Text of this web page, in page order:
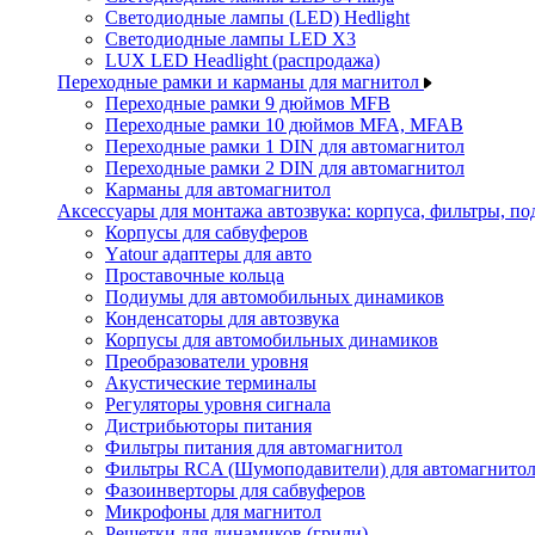
Светодиодные лампы (LED) Hedlight
Светодиодные лампы LED X3
LUX LED Headlight (распродажа)
Переходные рамки и карманы для магнитол
Переходные рамки 9 дюймов MFB
Переходные рамки 10 дюймов MFA, MFAB
Переходные рамки 1 DIN для автомагнитол
Переходные рамки 2 DIN для автомагнитол
Карманы для автомагнитол
Аксессуары для монтажа автозвука: корпуса, фильтры,
Корпусы для сабвуферов
Yаtour адаптеры для авто
Проставочные кольца
Подиумы для автомобильных динамиков
Конденсаторы для автозвука
Корпусы для автомобильных динамиков
Преобразователи уровня
Акустические терминалы
Регуляторы уровня сигнала
Дистрибьюторы питания
Фильтры питания для автомагнитол
Фильтры RCA (Шумоподавители) для автомагнитол
Фазоинверторы для сабвуферов
Микрофоны для магнитол